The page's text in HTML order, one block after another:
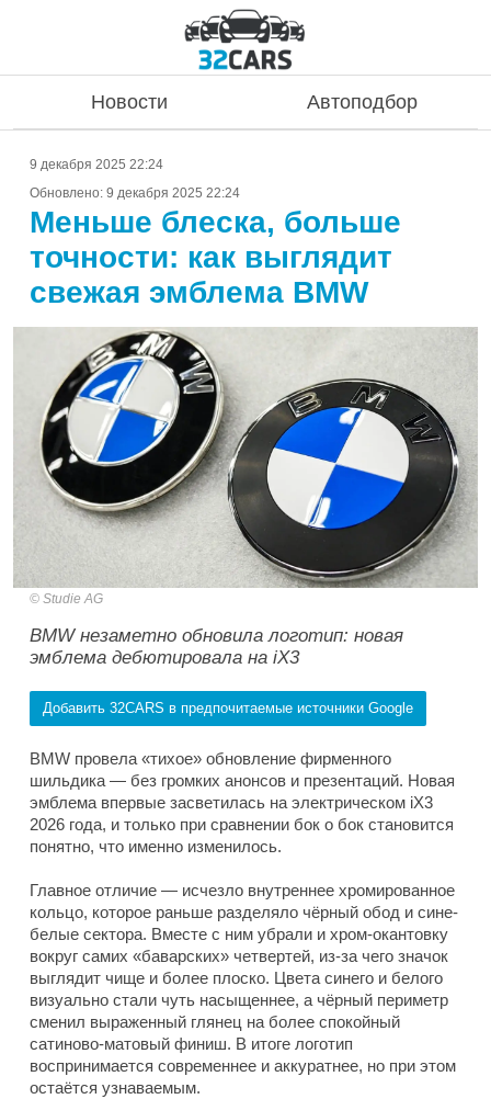
Новости Автоподбор
9 декабря 2025 22:24
Обновлено: 9 декабря 2025 22:24
Меньше блеска, больше
точности: как выглядит
свежая эмблема BMW
Studie AG
BMW незаметно обновила логотип: новая
эмблема дебютировала на iX3
Добавить 32CARS в предпочитаемые источники Google
BMW провела «тихое» обновление фирменного
шильдика — без громких анонсов и презентаций. Новая
эмблема впервые засветилась на электрическом iX3
2026 года, и только при сравнении бок о бок становится
понятно, что именно изменилось.
Главное отличие — исчезло внутреннее хромированное
кольцо, которое раньше разделяло чёрный обод и сине-
белые сектора. Вместе с ним убрали и хром-окантовку
вокруг самих «баварских» четвертей, из-за чего значок
выглядит чище и более плоско. Цвета синего и белого
визуально стали чуть насыщеннее, а чёрный периметр
сменил выраженный глянец на более спокойный
сатиново-матовый финиш. В итоге логотип
воспринимается современнее и аккуратнее, но при этом
остаётся узнаваемым.